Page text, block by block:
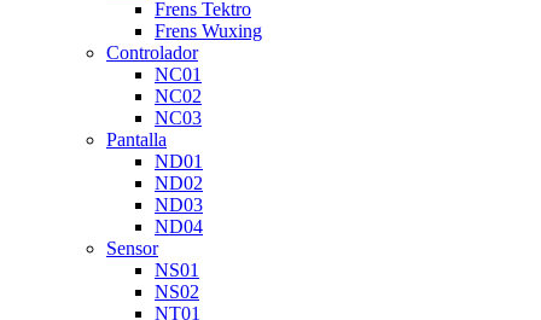
Frens Tektro
Frens Wuxing
Controlador
NC01
NC02
NC03
Pantalla
ND01
ND02
ND03
ND04
Sensor
NS01
NS02
NT01